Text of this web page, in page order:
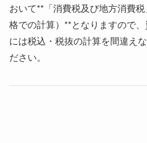
おいて**「消費税及び地方消費
格での計算）**となりますので
には税込・税抜の計算を間違え
ださい。